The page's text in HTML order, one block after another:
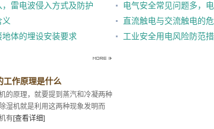
雷电波侵入方式及防护
09.20
09.20
体的埋设安装要求 09.20
电气安全常见问题多，
上
直流触电与交流触电的
工业安全用电风险防范
工作原理是什么
的原理，就要提到蒸汽和冷凝两种
湿机就是利用这两种现象发明而
有[查看详细]